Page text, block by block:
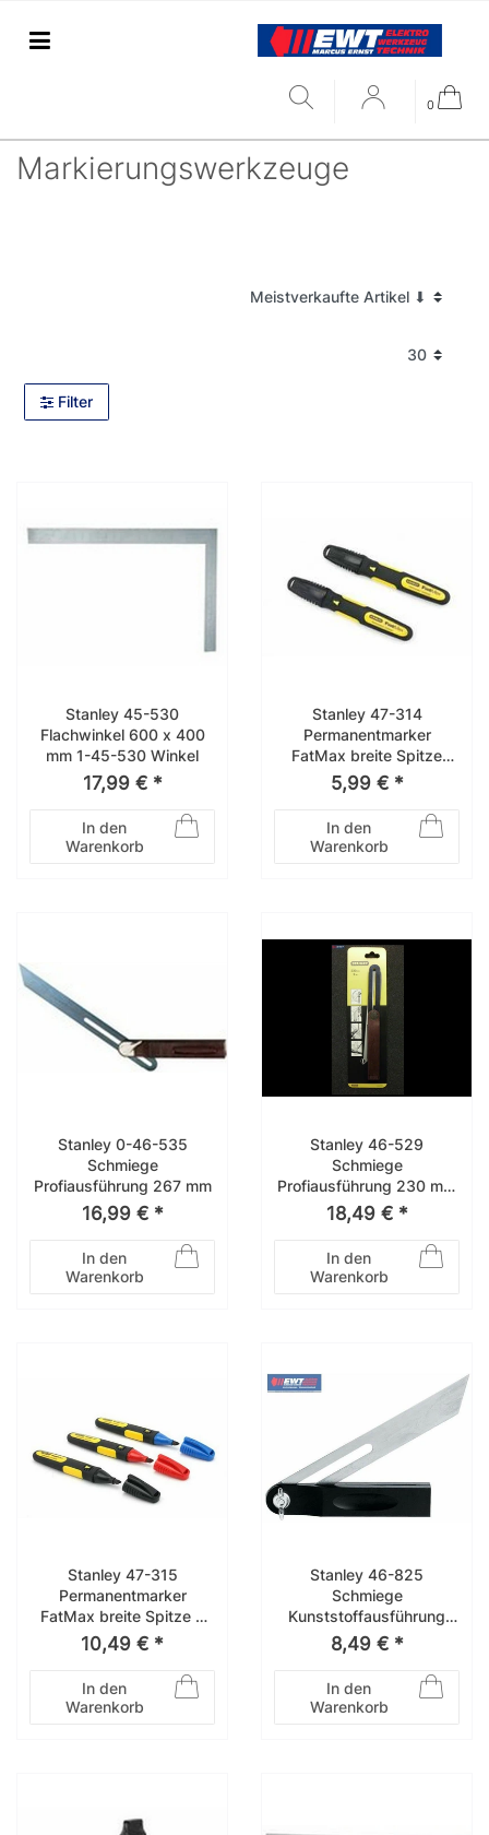
0
Markierungswerkzeuge
Filter
Stanley 45-530
Flachwinkel 600 x 400
mm 1-45-530 Winkel
17,99 € *
In den
Warenkorb
Stanley 47-314
Permanentmarker
FatMax breite Spitze
schwarz 2 Stck 0-47-
314
5,99 € *
In den
Warenkorb
Stanley 0-46-535
Schmiege
Profiausführung 267 mm
16,99 € *
In den
Warenkorb
Stanley 46-529
Schmiege
Profiausführung 230 mm
0-46-529
18,49 € *
In den
Warenkorb
Stanley 47-315
Permanentmarker
FatMax breite Spitze 3
Stck 0-47-315
10,49 € *
In den
Warenkorb
Stanley 46-825
Schmiege
Kunststoffausführung
210 mm 0-46-825
8,49 € *
In den
Warenkorb